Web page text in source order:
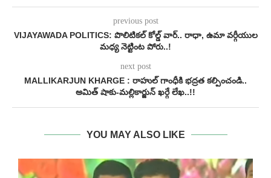
previous post
VIJAYAWADA POLITICS: పొలిటికల్ కోల్డ్ వార్.. రాధా, ఉమా వర్గీయుల
మధ్య నెట్టింట పోరు..!
next post
MALLIKARJUN KHARGE : రాహుల్ గాంధీకి భద్రత కల్పించండి..
అమిత్ షాకు-మల్లికార్జున్ ఖర్గే లేఖ..!!
YOU MAY ALSO LIKE